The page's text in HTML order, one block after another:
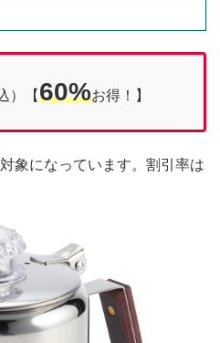
）【60%お得！】
象になっています。割引率は